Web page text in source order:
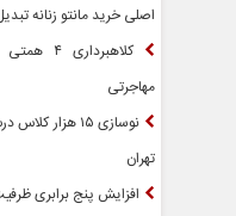
اصلی خرید مانتو زنانه
مهاجرتی
نوسازی ۱۵ هزار
تهران
افزایش پنج برابری